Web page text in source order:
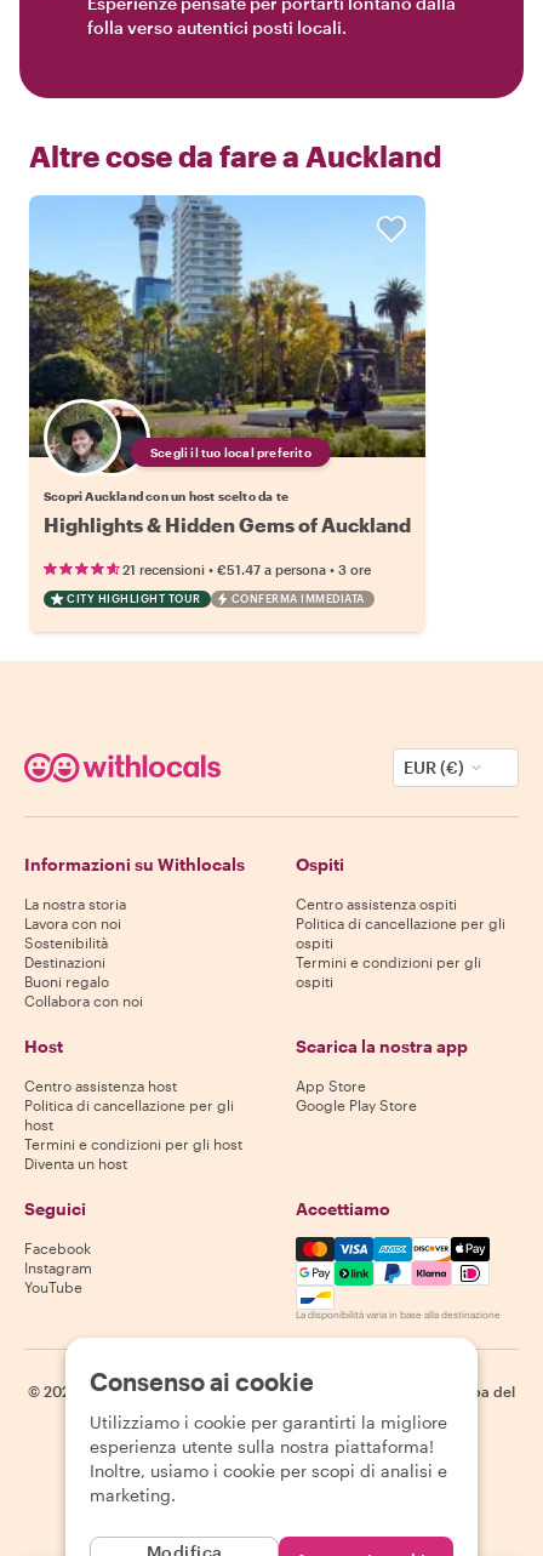
folla verso autentici posti locali.
Altre cose da fare a Auckland
Scegli il tuo local preferito
Scopri Auckland con un host scelto da te
Highlights & Hidden Gems of Auckland
21 recensioni • €51.47 a persona • 3 ore
CITY HIGHLIGHT TOUR CONFERMA IMMEDIATA
EUR (€)
Informazioni su Withlocals
La nostra storia
Lavora con noi
Sostenibilità
Destinazioni
Buoni regalo
Collabora con noi
Ospiti
Centro assistenza ospiti
Politica di cancellazione per gli
ospiti
Termini e condizioni per gli
ospiti
Host
Centro assistenza host
Politica di cancellazione per gli
host
Termini e condizioni per gli host
Diventa un host
Scarica la nostra app
App Store
Google Play Store
Seguici
Facebook
Instagram
YouTube
Accettiamo
Mastercard, Visa, Amex,
La disponibilità varia in base alla destinazione
© 2026 Withlocals.com | Informativa sulla privacy
Mappa del
Consenso ai cookie
Utilizziamo i cookie per garantirti la migliore
esperienza utente sulla nostra piattaforma!
Inoltre, usiamo i cookie per scopi di analisi e
marketing.
Modifica